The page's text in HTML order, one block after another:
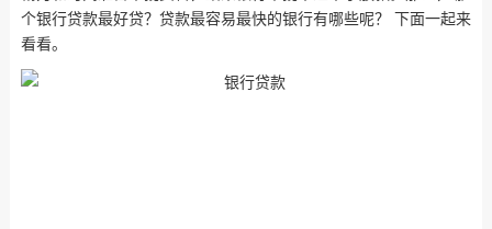
个银行贷款最好贷？贷款最容易最快的银行有哪些呢？ 下面一起来
看看。